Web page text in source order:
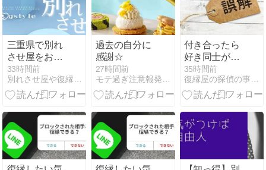
三重県で別れ
させ屋をお探
しの方へ｜現
在の関係と続
いている理由
33時間前
別れさせ屋や復縁屋ジースタイルの名古屋支社
過去の自分に
感謝☆
27時間前
モテ過ぎ注意報発令♪永遠に愛されガールでいよう♪
付き合ったら
好き同士が成
立してそれが
自動的に維持
される？
35時間前
復縁屋の探偵の事務所の復縁ブログ